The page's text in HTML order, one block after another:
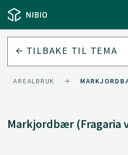
TILBAKE TIL TEMA
AREALBRUK
Markjordbær (Fragaria